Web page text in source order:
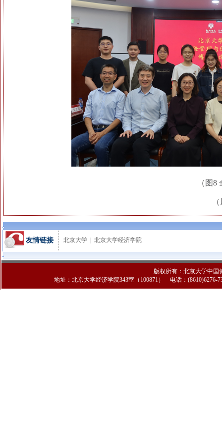
（图8
友情链接 北京大学 北京大学经济学院
版权所有：北京大学中国
地址：北京大学经济学院343室（100871） 电话：